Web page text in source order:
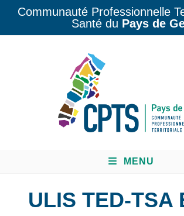
Communauté Professionnelle
Santé du Pays de
MENU
ULIS TED-TSA